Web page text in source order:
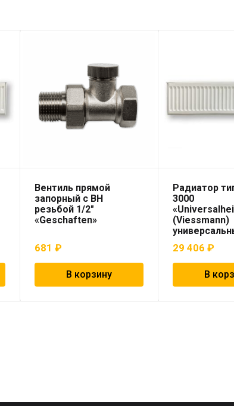
Вентиль прямой
запорный с ВН
резьбой 1/2″
«Geschaften»
681₽
В корзину
Радиатор
3000
(Viessmann)
29 406₽
В